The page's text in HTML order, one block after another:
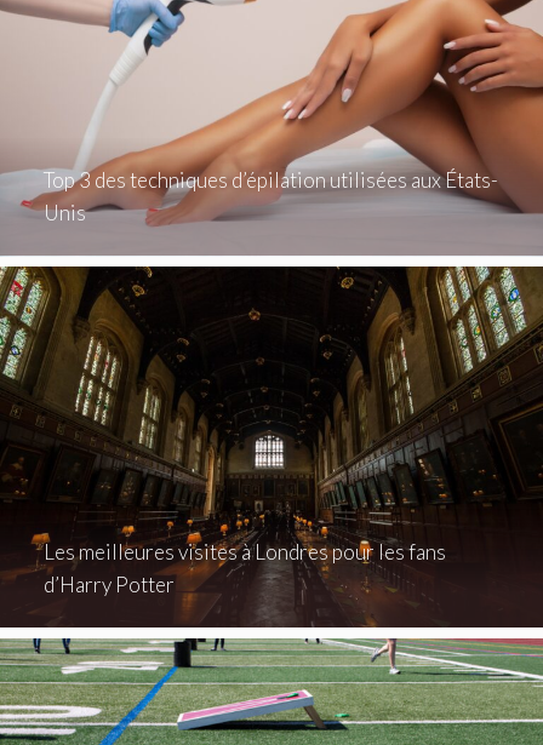
Top 3 des techniques d’épilation utilisées aux États-
Unis
Les meilleures visites à Londres pour les fans
d’Harry Potter